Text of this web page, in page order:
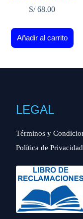
S/68.00
Añadir al carrito
LEGAL
Términos y
Política de Privacidad